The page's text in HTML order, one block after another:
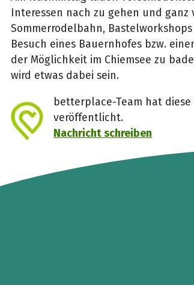
Interessen nach zu gehen und
Sommerrodelbahn,
Besuch eines Bauernhofes bzw.
der Möglichkeit im Chiemsee zu
wird etwas dabei sein.
betterplace-Team hat diese
veröffentlicht.
Nachricht schreiben